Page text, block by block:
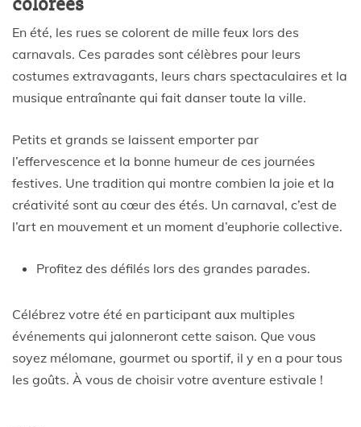
En été, les rues se colorent de mille feux lors des
carnavals. Ces parades sont célèbres pour leurs
costumes extravagants, leurs chars spectaculaires et la
musique entraînante qui fait danser toute la ville.
Petits et grands se laissent emporter par
l’effervescence et la bonne humeur de ces journées
festives. Une tradition qui montre combien la joie et la
créativité sont au cœur des étés. Un carnaval, c’est de
l’art en mouvement et un moment d’euphorie collective.
Profitez des défilés lors des grandes parades.
Célébrez votre été en participant aux multiples
événements qui jalonneront cette saison. Que vous
soyez mélomane, gourmet ou sportif, il y en a pour tous
les goûts. À vous de choisir votre aventure estivale !